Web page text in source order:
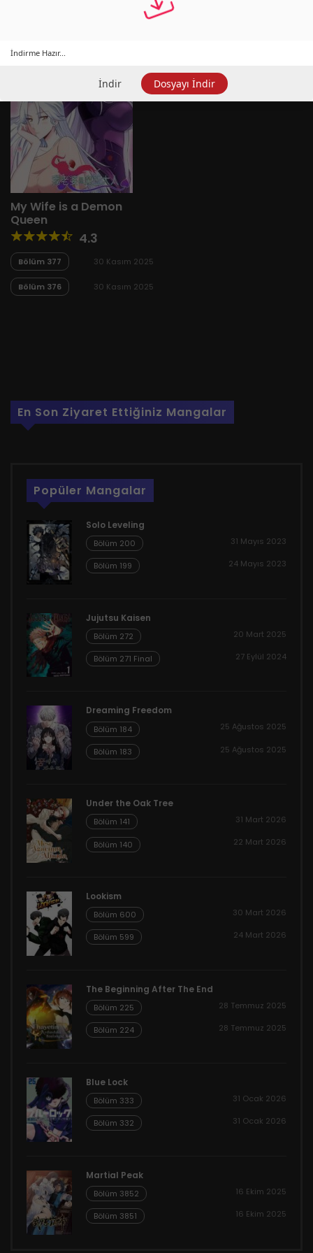
My Wife is a Demon
Queen
4.3
Bölüm 377 30 Kasım 2025
Bölüm 376 30 Kasım 2025
En Son Ziyaret Ettiğiniz Mangalar
Popüler Mangalar
Solo Leveling
Bölüm 200 31 Mayıs 2023
Bölüm 199 24 Mayıs 2023
Jujutsu Kaisen
Bölüm 272 20 Mart 2025
Bölüm 271 Final 27 Eylül 2024
Dreaming Freedom
Bölüm 184 25 Ağustos 2025
Bölüm 183 25 Ağustos 2025
Under the Oak Tree
Bölüm 141 31 Mart 2026
Bölüm 140 22 Mart 2026
Lookism
Bölüm 600 30 Mart 2026
Bölüm 599 24 Mart 2026
The Beginning After The End
Bölüm 225 28 Temmuz 2025
Bölüm 224 28 Temmuz 2025
Blue Lock
Bölüm 333 31 Ocak 2026
Bölüm 332 31 Ocak 2026
Martial Peak
Bölüm 3852 16 Ekim 2025
Bölüm 3851 16 Ekim 2025
İndirme Hazır...
İndir Dosyayı İndir